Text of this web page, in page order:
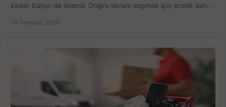
kadar bütçe de önemli. Doğru ekranı seçmek için pratik satın
10 Temmuz 2026